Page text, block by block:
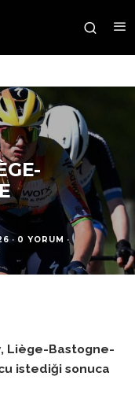
· 0 YORUM ·
Liège-Bastogne-
istediği sonuca